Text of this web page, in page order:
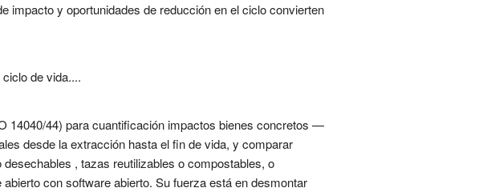
impacto y oportunidades de reducción en el ciclo convierten
de vida....
14040/44) para cuantificación impactos bienes concretos —
desde la extracción hasta el fin de vida, y comparar
, tazas reutilizables o compostables, o
con software abierto. Su fuerza está en desmontar